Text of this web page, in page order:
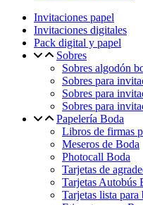
Invitaciones papel
Invitaciones digitales
Pack digital y papel
Sobres
Sobres algodón
Sobres para
Sobres para
Sobres para
Papelería Boda
Libros de firmas
Meseros de Boda
Photocall Boda
Tarjetas de
Tarjetas Autobús
Tarjetas lista para